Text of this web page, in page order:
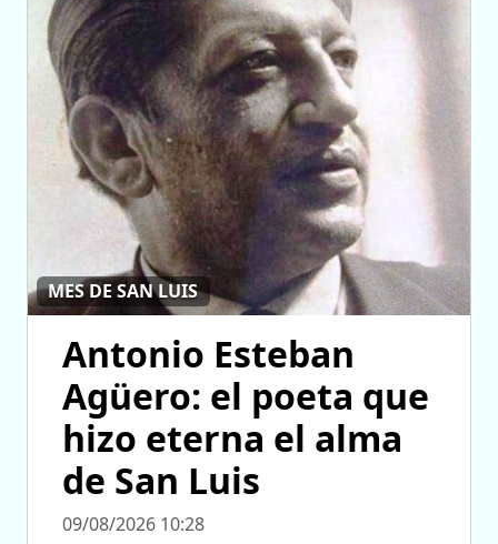
MES DE SAN LUIS
Antonio Esteban
Agüero: el poeta que
hizo eterna el alma
de San Luis
09/08/2026 10:28